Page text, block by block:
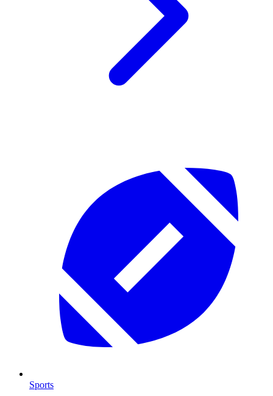
Sports